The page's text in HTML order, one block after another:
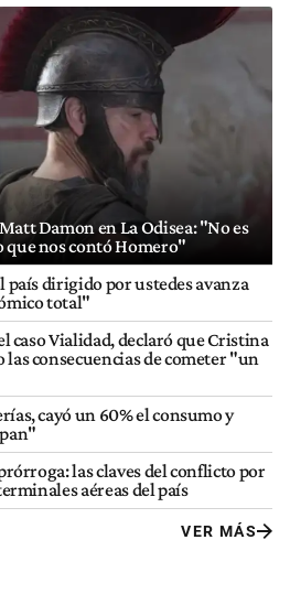
Damon en La Odisea: "No es
nos contó Homero"
dirigido por ustedes avanza
total"
caso Vialidad, declaró que Cristina
consecuencias de cometer "un
cayó un 60% el consumo y
las claves del conflicto por
aéreas del país
VER MÁS